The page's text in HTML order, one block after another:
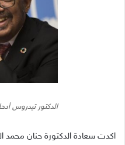
الدكتور تيدروس
اكدت سعادة الدكتورة حنان محمد